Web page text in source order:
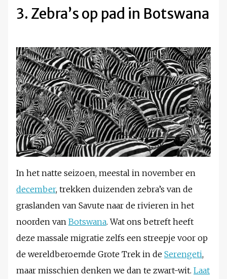
3. Zebra’s op pad in Botswana
In het natte seizoen, meestal in november en
december, trekken duizenden zebra’s van de
graslanden van Savute naar de rivieren in het
noorden van Botswana. Wat ons betreft heeft
deze massale migratie zelfs een streepje voor op
de wereldberoemde Grote Trek in de Serengeti,
maar misschien denken we dan te zwart-wit. Laat